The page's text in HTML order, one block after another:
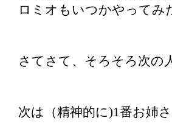
ロミオもいつかやってみ
さてさて、そろそろ次の
次は（精神的に)1番お姉